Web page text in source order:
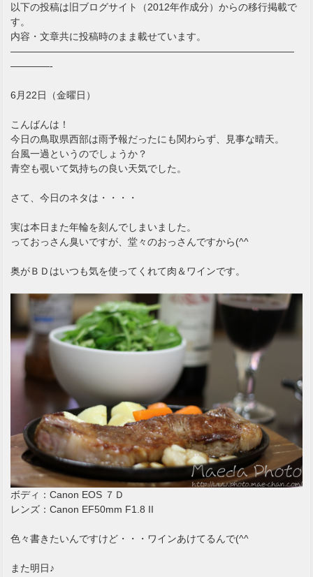
以下の投稿は旧ブログサイト（2012年作成分）からの移行掲載で
す。
内容・文章共に投稿時のまま載せています。
—————————————————————————————
————-
6月22日（金曜日）
こんばんは！
今日の鳥取県西部は雨予報だったにも関わらず、見事な晴天。
台風一過というのでしょうか？
青空も覗いて気持ちの良い天気でした。
さて、今日のネタは・・・・
実は本日また年輪を刻んでしまいました。
っておっさん臭いですが、堂々のおっさんですから(^^ゞ
奥がＢＤはいつも気を使ってくれて肉＆ワインです。
ボディ：Canon EOS ７Ｄ
レンズ：Canon EF50mm F1.8 II
色々書きたいんですけど・・・ワインあけてるんで(^^ゞ
また明日♪